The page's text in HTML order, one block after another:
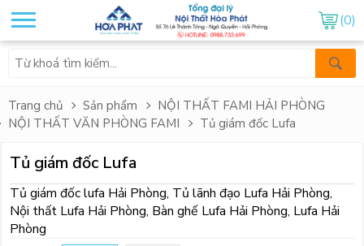
(0)
Trang chủ Sản phẩm
NỘI THẤT FAMI HẢI PHÒNG
NỘI THẤT VĂN PHÒNG FAMI
Tủ giám đốc Lufa
Tủ giám đốc Lufa
Tủ giám đốc lufa Hải Phòng, Tủ lãnh đạo Lufa Hải Phòng,
Nội thất Lufa Hải Phòng, Bàn ghế Lufa Hải Phòng, Lufa Hải
Phòng